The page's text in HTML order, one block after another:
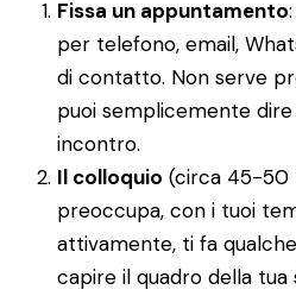
Fissa un appuntamento
per telefono, email,
di contatto. Non serve
puoi semplicemente
incontro.
Il colloquio (circa 45-50
preoccupa, con i tuoi
attivamente, ti fa
capire il quadro della tua